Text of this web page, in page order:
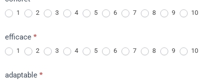
1 2 3 4 5 6 7 8 9 10
efficace *
1 2 3 4 5 6 7 8 9 10
adaptable *